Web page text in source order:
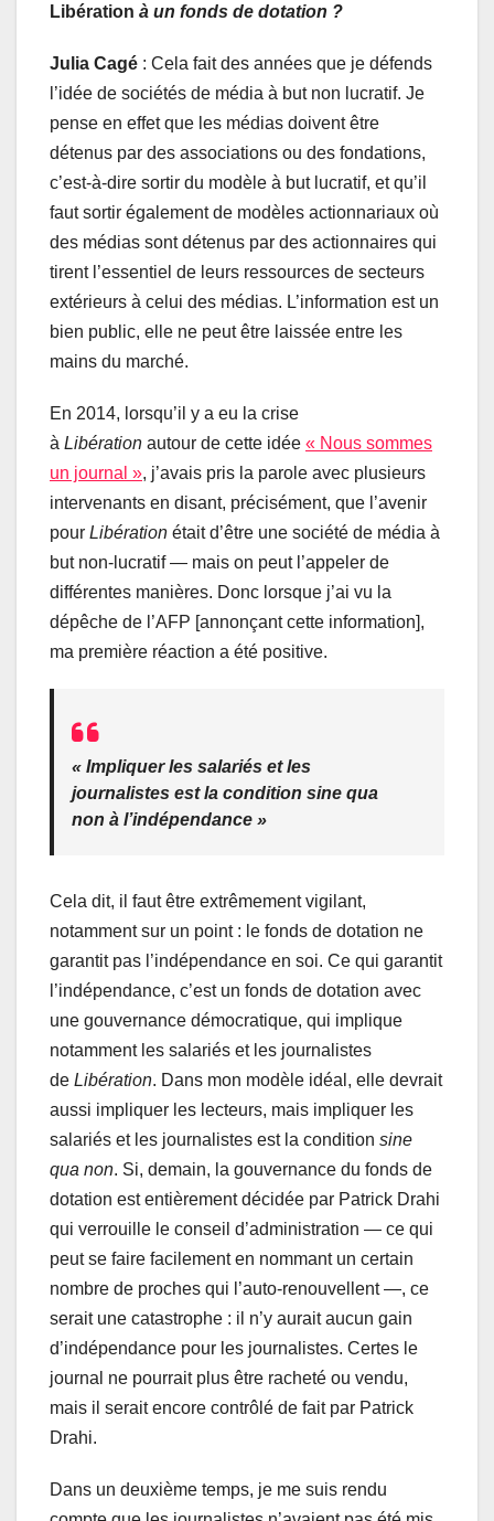
Libération à un fonds de dotation ?
Julia Cagé : Cela fait des années que je défends
l’idée de sociétés de média à but non lucratif. Je
pense en effet que les médias doivent être
détenus par des associations ou des fondations,
c’est-à-dire sortir du modèle à but lucratif, et qu’il
faut sortir également de modèles actionnariaux où
des médias sont détenus par des actionnaires qui
tirent l’essentiel de leurs ressources de secteurs
extérieurs à celui des médias. L’information est un
bien public, elle ne peut être laissée entre les
mains du marché.
En 2014, lorsqu’il y a eu la crise
à Libération autour de cette idée « Nous sommes
un journal », j’avais pris la parole avec plusieurs
intervenants en disant, précisément, que l’avenir
pour Libération était d’être une société de média à
but non-lucratif — mais on peut l’appeler de
différentes manières. Donc lorsque j’ai vu la
dépêche de l’AFP [annonçant cette information],
ma première réaction a été positive.
« Impliquer les salariés et les
journalistes est la condition sine qua
non à l’indépendance »
Cela dit, il faut être extrêmement vigilant,
notamment sur un point : le fonds de dotation ne
garantit pas l’indépendance en soi. Ce qui garantit
l’indépendance, c’est un fonds de dotation avec
une gouvernance démocratique, qui implique
notamment les salariés et les journalistes
de Libération. Dans mon modèle idéal, elle devrait
aussi impliquer les lecteurs, mais impliquer les
salariés et les journalistes est la condition sine
qua non. Si, demain, la gouvernance du fonds de
dotation est entièrement décidée par Patrick Drahi
qui verrouille le conseil d’administration — ce qui
peut se faire facilement en nommant un certain
nombre de proches qui l’auto-renouvellent —, ce
serait une catastrophe : il n’y aurait aucun gain
d’indépendance pour les journalistes. Certes le
journal ne pourrait plus être racheté ou vendu,
mais il serait encore contrôlé de fait par Patrick
Drahi.
Dans un deuxième temps, je me suis rendu